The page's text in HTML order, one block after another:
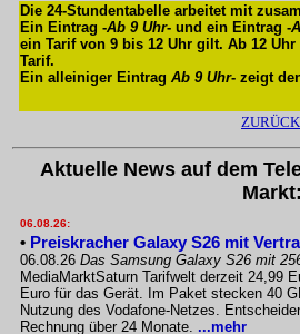
Die 24-Stundentabelle arbeitet mit
Ein Eintrag -Ab 9 Uhr- und ein Eintrag -
ein Tarif von 9 bis 12 Uhr gilt. Ab 12
Tarif.
Ein alleiniger Eintrag Ab 9 Uhr- zeigt
ZURÜCK
Aktuelle News auf dem
Markt:
06.08.26:
• Preiskracher Galaxy S26 mit
06.08.26 Das Samsung Galaxy S26 mit
MediaMarktSaturn Tarifwelt derzeit 24,99
Euro für das Gerät. Im Paket stecken 40
Nutzung des Vodafone-Netzes.
Rechnung über 24 Monate. ...mehr